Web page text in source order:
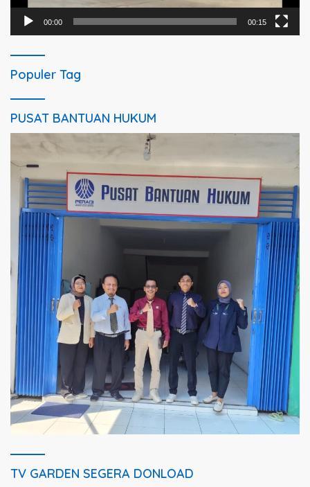
00:00 00:15
Populer Tag
PUSAT BANTUAN HUKUM
TV GARDEN SEGERA DONLOAD